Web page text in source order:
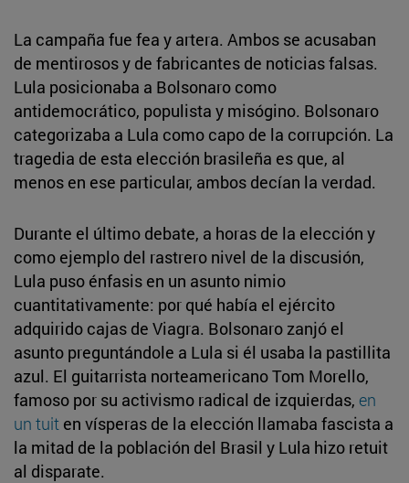
La campaña fue fea y artera. Ambos se acusaban
de mentirosos y de fabricantes de noticias falsas.
Lula posicionaba a Bolsonaro como
antidemocrático, populista y misógino. Bolsonaro
categorizaba a Lula como capo de la corrupción. La
tragedia de esta elección brasileña es que, al
menos en ese particular, ambos decían la verdad.
Durante el último debate, a horas de la elección y
como ejemplo del rastrero nivel de la discusión,
Lula puso énfasis en un asunto nimio
cuantitativamente: por qué había el ejército
adquirido cajas de Viagra. Bolsonaro zanjó el
asunto preguntándole a Lula si él usaba la pastillita
azul. El guitarrista norteamericano Tom Morello,
famoso por su activismo radical de izquierdas, en
un tuit en vísperas de la elección llamaba fascista a
la mitad de la población del Brasil y Lula hizo retuit
al disparate.